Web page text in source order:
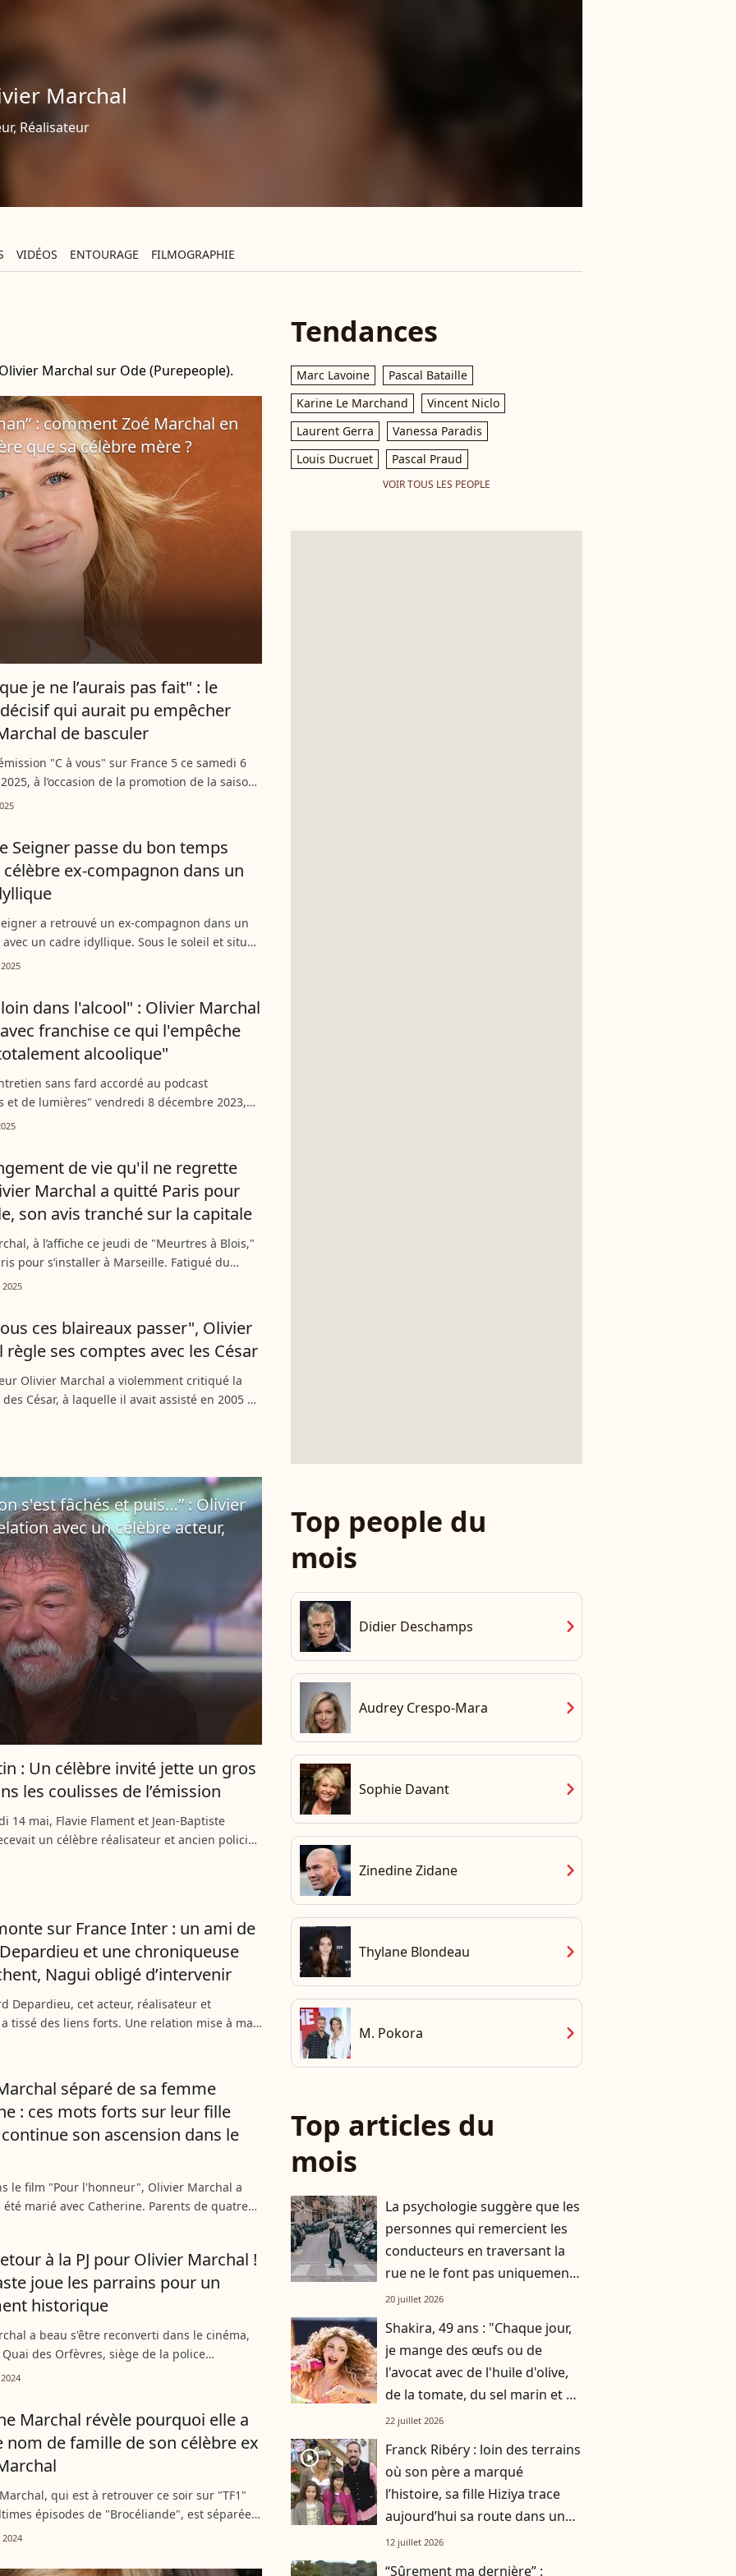
Marchal
Réalisateur
VIDÉOS ENTOURAGE FILMOGRAPHIE
Marchal sur Ode (Purepeople).
: comment Zoé Marchal en
que sa célèbre mère ?
je ne l’aurais pas fait" : le
qui aurait pu empêcher
de basculer
"C à vous" sur France 5 ce samedi 6
à l’occasion de la promotion de la saison
"Pax Massilia" sur Netflix, le réalisateur
Seigner passe du bon temps
célèbre ex-compagnon dans un
a retrouvé un ex-compagnon dans un
un cadre idyllique. Sous le soleil et situé
Ouest, les artistes présents pour cette
loin dans l'alcool" : Olivier Marchal
franchise ce qui l'empêche
alcoolique"
sans fard accordé au podcast
et de lumières" vendredi 8 décembre 2023,
s’est confié sur sa relation compliquée à
de vie qu'il ne regrette
Marchal a quitté Paris pour
son avis tranché sur la capitale
à l’affiche ce jeudi de "Meurtres à Blois,"
pour s’installer à Marseille. Fatigué du
difficultés de la capitale, il dit avoir trouvé
ces blaireaux passer", Olivier
règle ses comptes avec les César
Olivier Marchal a violemment critiqué la
César, à laquelle il avait assisté en 2005 au
à Paris, et où il n’a jamais remis les
s'est fâchés et puis…” : Olivier
avec un célèbre acteur,
: Un célèbre invité jette un gros
les coulisses de l’émission
14 mai, Flavie Flament et Jean-Baptiste
un célèbre réalisateur et ancien policier
de Télématin. Ce dernier a confessé avoir
sur France Inter : un ami de
et une chroniqueuse
Nagui obligé d’intervenir
Depardieu, cet acteur, réalisateur et
tissé des liens forts. Une relation mise à mal
accusations qui pèsent désormais sur le
séparé de sa femme
: ces mots forts sur leur fille
son ascension dans le
le film "Pour l'honneur", Olivier Marchal a
marié avec Catherine. Parents de quatre
ont une fille qui a choisi la même carrière
à la PJ pour Olivier Marchal !
joue les parrains pour un
historique
a beau s'être reconverti dans le cinéma,
Quai des Orfèvres, siège de la police
le cinéaste a fait son retour ce mardi 5
Marchal révèle pourquoi elle a
nom de famille de son célèbre ex
qui est à retrouver ce soir sur "TF1"
épisodes de "Brocéliande", est séparée
dix ans avec Olivier Marchal, lui aussi
Tendances
Marc Lavoine
Pascal Bataille
Karine Le Marchand
Vincent Niclo
Laurent Gerra
Vanessa Paradis
Louis Ducruet
Pascal Praud
VOIR TOUS LES PEOPLE
Top people du
mois
Didier Deschamps chevron_right
Audrey Crespo-Mara chevron_right
Sophie Davant chevron_right
Zinedine Zidane chevron_right
Thylane Blondeau chevron_right
M. Pokora chevron_right
Top articles du
mois
La psychologie suggère que les
personnes qui remercient les
conducteurs en traversant la
rue ne le font pas uniquement
par gratitude
20 juillet 2026
Shakira, 49 ans : "Chaque jour,
je mange des œufs ou de
l'avocat avec de l'huile d'olive,
de la tomate, du sel marin et un
smoothie"
22 juillet 2026
player2
Franck Ribéry : loin des terrains
où son père a marqué
l’histoire, sa fille Hiziya trace
aujourd’hui sa route dans un
tout autre univers
12 juillet 2026
“Sûrement ma dernière” :